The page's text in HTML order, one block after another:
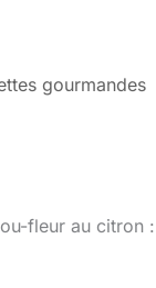
gourmandes
fleur au citron